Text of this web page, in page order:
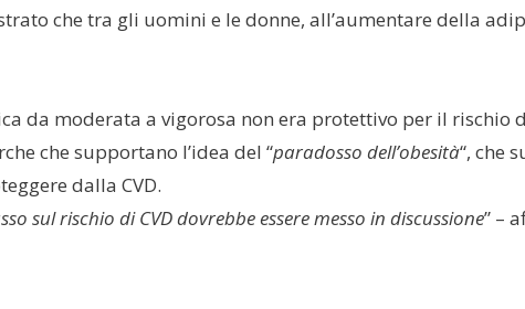
che tra gli uomini e le donne, all’aumentare della
da moderata a vigorosa non era protettivo per il rischio
che supportano l’idea del “paradosso dell’obesità“, che
dalla CVD.
sul rischio di CVD dovrebbe essere messo in discussione” –